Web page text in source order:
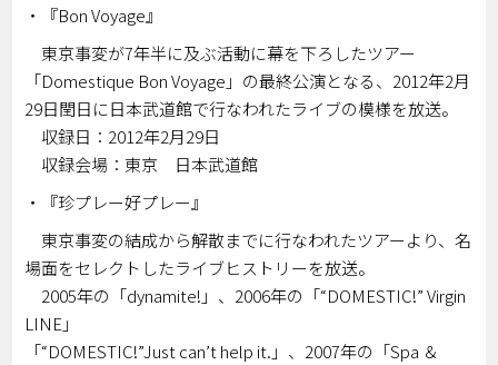
・『Bon Voyage』
東京事変が7年半に及ぶ活動に幕を下ろしたツアー
「Domestique Bon Voyage」の最終公演となる、2012年2月
29日閏日に日本武道館で行なわれたライブの模様を放送。
収録日：2012年2月29日
収録会場：東京 日本武道館
・『珍プレー好プレー』
東京事変の結成から解散までに行なわれたツアーより、名
場面をセレクトしたライブヒストリーを放送。
2005年の「dynamite!」、2006年の「“DOMESTIC!” Virgin
LINE」
「“DOMESTIC!”Just can’t help it.」、2007年の「Spa ＆